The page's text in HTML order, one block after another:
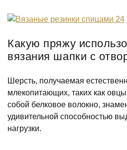
Какую пряжу
вязания шапки с
Шерсть, получаемая
млекопитающих, таких как
собой белковое волокно,
удивительной способностью
нагрузки.